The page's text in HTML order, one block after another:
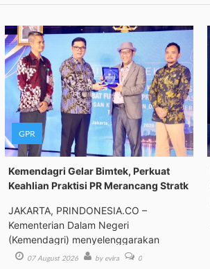
GPR
Kemendagri Gelar Bimtek, Perkuat
Keahlian Praktisi PR Merancang Stratk
JAKARTA, PRINDONESIA.CO –
Kementerian Dalam Negeri
(Kemendagri) menyelenggarakan
Bimbingan Tek
07 August 2026 by evira 0